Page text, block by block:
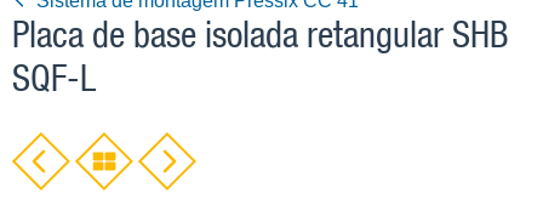
Placa de base isolada retangular SHB
SQF-L